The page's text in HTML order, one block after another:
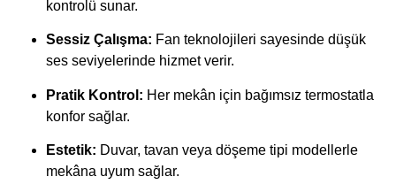
kontrolü sunar.
Sessiz Çalışma: Fan teknolojileri sayesinde düşük
ses seviyelerinde hizmet verir.
Pratik Kontrol: Her mekân için bağımsız termostatla
konfor sağlar.
Estetik: Duvar, tavan veya döşeme tipi modellerle
mekâna uyum sağlar.